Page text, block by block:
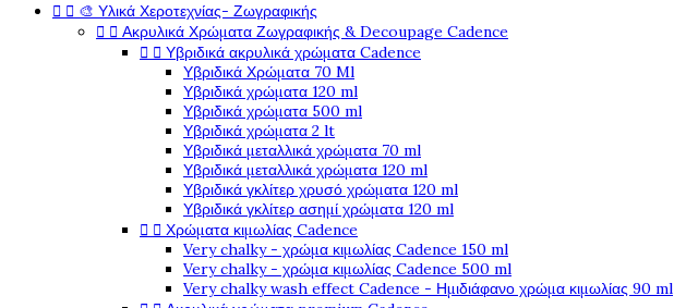
  🎨 Υλικά Χεροτεχνίας- Ζωγραφικής
  Ακρυλικά Χρώματα Ζωγραφικής & Decoupage Cadence
  Υβριδικά ακρυλικά χρώματα Cadence
Υβριδικά Χρώματα 70 Ml
Υβριδικά χρώματα 120 ml
Υβριδικά χρώματα 500 ml
Υβριδικά χρώματα 2 lt
Υβριδικά μεταλλικά χρώματα 70 ml
Υβριδικά μεταλλικά χρώματα 120 ml
Υβριδικά γκλίτερ χρυσό χρώματα 120 ml
Υβριδικά γκλίτερ ασημί χρώματα 120 ml
  Χρώματα κιμωλίας Cadence
Very chalky - χρώμα κιμωλίας Cadence 150 ml
Very chalky - χρώμα κιμωλίας Cadence 500 ml
Very chalky wash effect Cadence - Ημιδιάφανο χρώμα κιμωλίας 90 ml